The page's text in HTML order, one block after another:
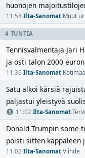
huonojen
11:58·Ilta-Sanomat·Muut
4 TUNTIA
Tennisvalmentaja Jari
ja osti talon 2000
11:36·Ilta-Sanomat·Kotimaa
Satu alkoi kärsiä
paljastui yleistyvä
11:02·Ilta-Sanomat·
Donald Trumpin
poisti sitten kappaleen
11:02·Ilta-Sanomat·Viihde